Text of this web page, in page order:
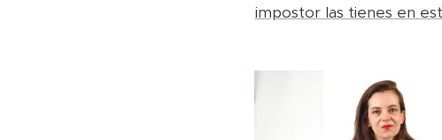
impostor las tienes en